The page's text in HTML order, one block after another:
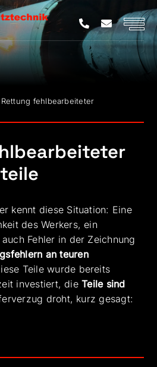
Rettung fehlbearbeiteter
kennt diese Situation: Eine
des Werkers, ein
Fehler in der Zeichnung
an teuren
Teile wurde bereits
investiert, dieTeile sind
droht, kurz gesagt: